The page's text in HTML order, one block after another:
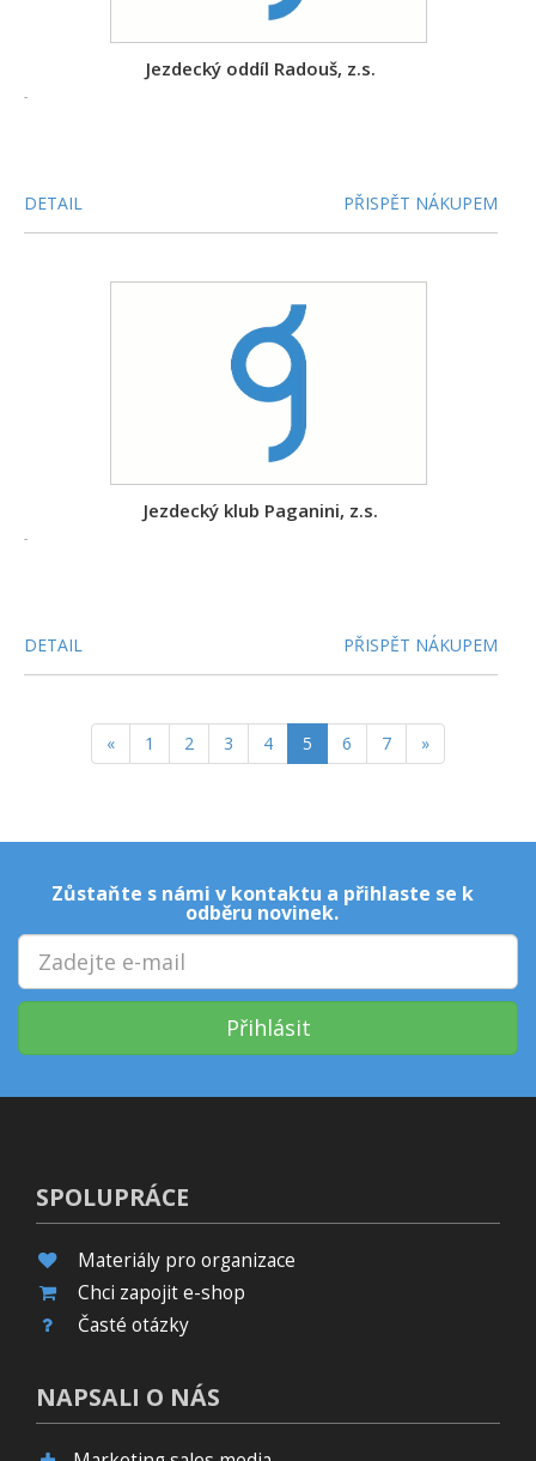
Jezdecký oddíl Radouš, z.s.
-
DETAIL PŘISPĚT NÁKUPEM
Jezdecký klub Paganini, z.s.
-
DETAIL PŘISPĚT NÁKUPEM
« 1 2 3 4 5 6 7 »
Zůstaňte s námi v kontaktu a přihlaste se k
odběru novinek.
Přihlásit
SPOLUPRÁCE
Materiály pro organizace
Chci zapojit e-shop
Časté otázky
NAPSALI O NÁS